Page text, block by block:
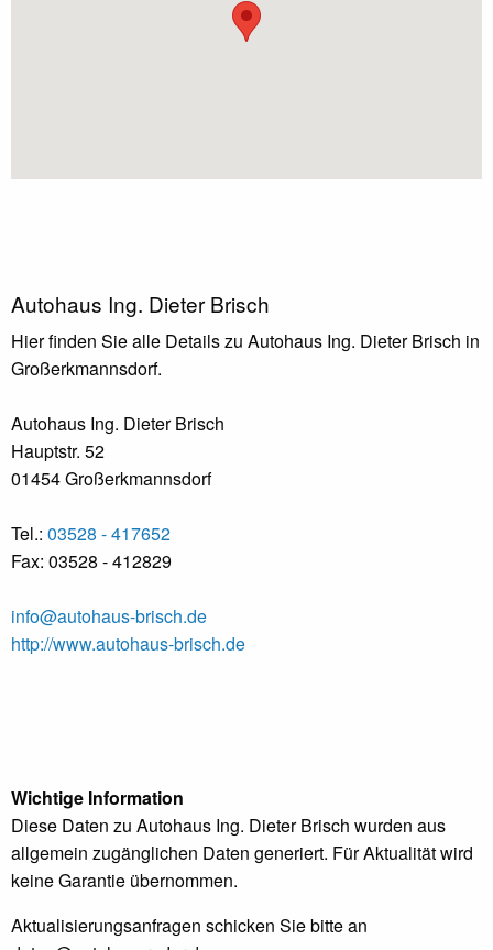
Autohaus Ing. Dieter Brisch
Hier finden Sie alle Details zu Autohaus Ing. Dieter Brisch in
Großerkmannsdorf.
Autohaus Ing. Dieter Brisch
Hauptstr. 52
01454 Großerkmannsdorf
Tel.: 03528 - 417652
Fax: 03528 - 412829
info@autohaus-brisch.de
http://www.autohaus-brisch.de
Wichtige Information
Diese Daten zu Autohaus Ing. Dieter Brisch wurden aus
allgemein zugänglichen Daten generiert. Für Aktualität wird
keine Garantie übernommen.
Aktualisierungsanfragen schicken Sie bitte an